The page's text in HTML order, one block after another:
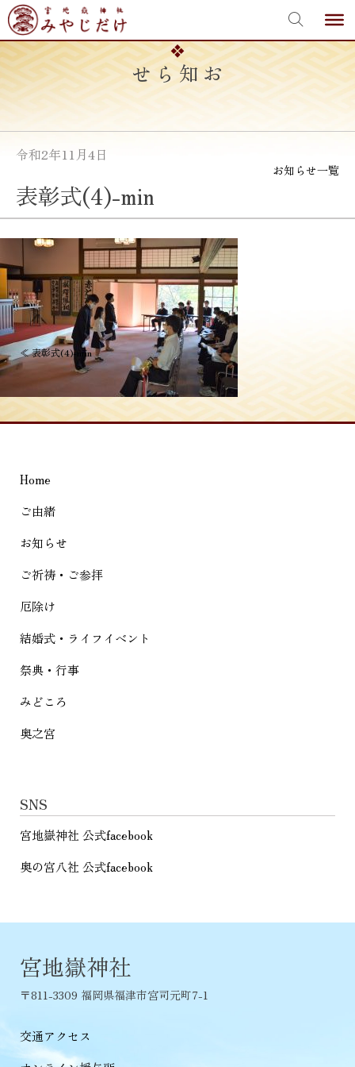
Skip
to
content
お知らせ
令和2年11月4日
お知らせ一覧
表彰式(4)-min
投
稿
ナ
ビ
ー
シ
ョ
ン
≪表彰式(4)-min
Home
ご由緒
お知らせ
ご祈祷・ご参拝
厄除け
結婚式・ライフイベント
祭典・行事
みどころ
奥之宮
SNS
宮地嶽神社 公式facebook
奥の宮八社 公式facebook
宮地嶽神社
〒811-3309 福岡県福津市宮司元町7-1
交通アクセス